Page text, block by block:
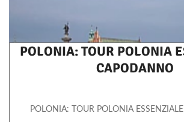
POLONIA: TOUR POLONIA
CAPODANNO
POLONIA: TOUR POLONIA